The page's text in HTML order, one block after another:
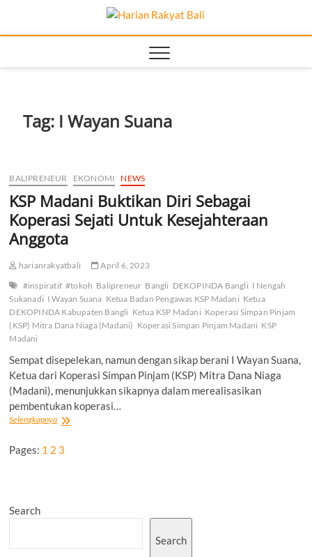
content
Harian
Rakyat
SEMANGAT
Tag: I Wayan Suana
BALIPRENEUR EKONOMI NEWS
KSP Madani Buktikan Diri Sebagai
Koperasi Sejati Untuk Kesejahteraan
Anggota
harianrakyatbali
April 6, 2023
#inspiratif #tokoh Balipreneur Bangli DEKOPINDA Bangli I Nengah
Sukanadi I Wayan Suana Ketua Badan Pengawas KSP Madani Ketua
DEKOPINDA Kabupaten Bangli Ketua KSP Madani Koperasi Simpan Pinjam
(KSP) Mitra Dana Niaga (Madani) Koperasi Simpan Pinjam Madani KSP
Madani
Sempat disepelekan, namun dengan sikap berani I Wayan Suana,
Ketua dari Koperasi Simpan Pinjam (KSP) Mitra Dana Niaga
(Madani), menunjukkan sikapnya dalam merealisasikan
pembentukan koperasi…
SelengkapnyaKSP
Buktikan
Diri
Kesejahteraan
Pages: 1 2 3
Search
Search